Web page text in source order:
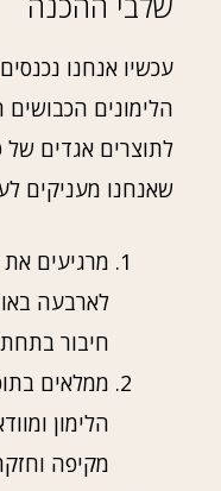
עכשיו אנחנו
הלימונים
לתוצרים אגדים
שאנחנו מעניקים
מרגיעים את
לארבעה
חיבור
ממלאים
הלימון
מקיפה